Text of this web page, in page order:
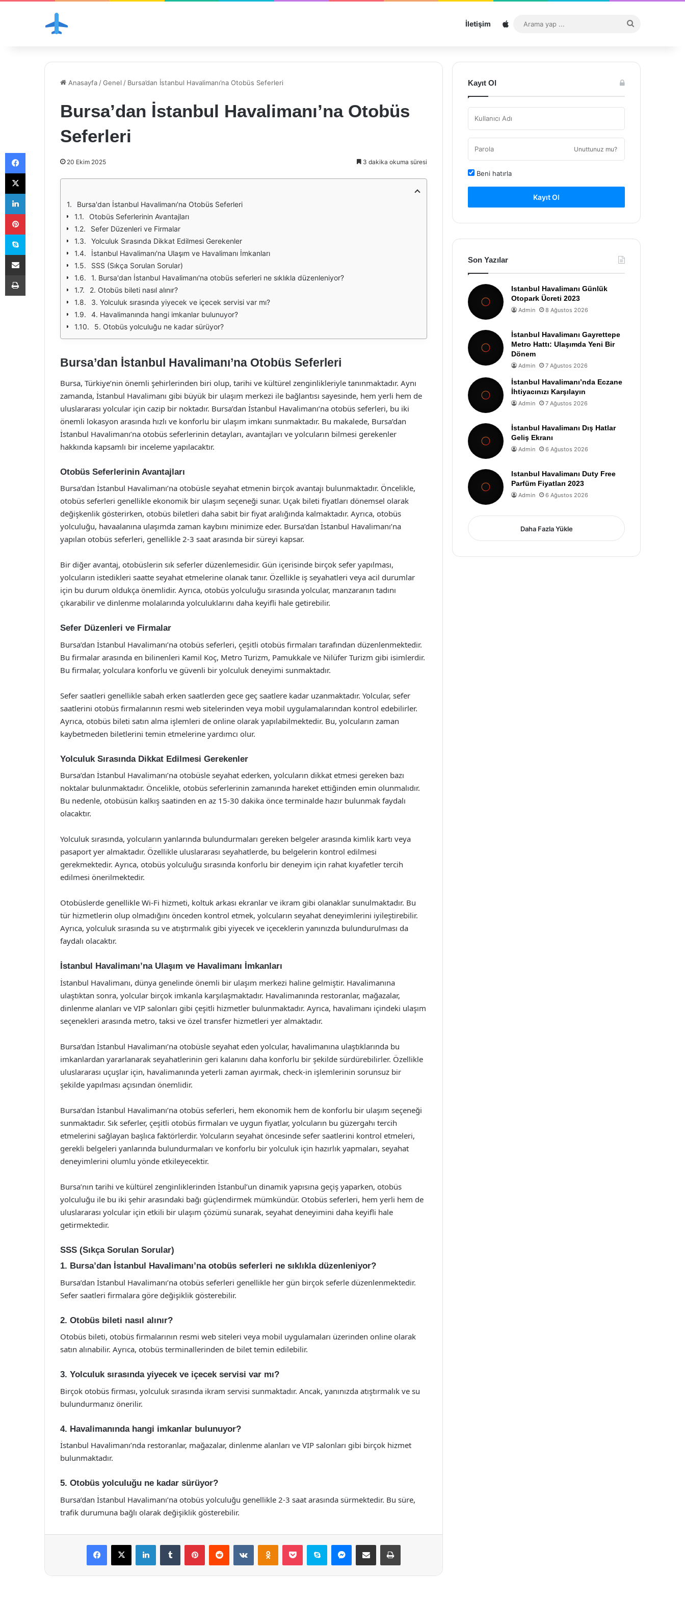
İletişim Sitemap
...
Anasayfa /Genel / Bursa’dan İstanbul Havalimanı’na Otobüs Seferleri
Bursa’dan İstanbul Havalimanı’na Otobüs
Seferleri
20 Ekim 2025 3 dakika okuma süresi
Bursa'dan İstanbul Havalimanı'na Otobüs Seferleri
Otobüs Seferlerinin Avantajları
Sefer Düzenleri ve Firmalar
Yolculuk Sırasında Dikkat Edilmesi Gerekenler
İstanbul Havalimanı'na Ulaşım ve Havalimanı İmkanları
SSS (Sıkça Sorulan Sorular)
1. Bursa'dan İstanbul Havalimanı'na otobüs seferleri ne sıklıkla düzenleniyor?
2. Otobüs bileti nasıl alınır?
3. Yolculuk sırasında yiyecek ve içecek servisi var mı?
4. Havalimanında hangi imkanlar bulunuyor?
5. Otobüs yolculuğu ne kadar sürüyor?
Bursa’dan İstanbul Havalimanı’na Otobüs Seferleri
Bursa, Türkiye’nin önemli şehirlerinden biri olup, tarihi ve kültürel zenginlikleriyle tanınmaktadır. Aynı
zamanda, İstanbul Havalimanı gibi büyük bir ulaşım merkezi ile bağlantısı sayesinde, hem yerli hem de
uluslararası yolcular için cazip bir noktadır. Bursa’dan İstanbul Havalimanı’na otobüs seferleri, bu iki
önemli lokasyon arasında hızlı ve konforlu bir ulaşım imkanı sunmaktadır. Bu makalede, Bursa’dan
İstanbul Havalimanı’na otobüs seferlerinin detayları, avantajları ve yolcuların bilmesi gerekenler
hakkında kapsamlı bir inceleme yapılacaktır.
Otobüs Seferlerinin Avantajları
Bursa’dan İstanbul Havalimanı’na otobüsle seyahat etmenin birçok avantajı bulunmaktadır. Öncelikle,
otobüs seferleri genellikle ekonomik bir ulaşım seçeneği sunar. Uçak bileti fiyatları dönemsel olarak
değişkenlik gösterirken, otobüs biletleri daha sabit bir fiyat aralığında kalmaktadır. Ayrıca, otobüs
yolculuğu, havaalanına ulaşımda zaman kaybını minimize eder. Bursa’dan İstanbul Havalimanı’na
yapılan otobüs seferleri, genellikle 2-3 saat arasında bir süreyi kapsar.
Bir diğer avantaj, otobüslerin sık seferler düzenlemesidir. Gün içerisinde birçok sefer yapılması,
yolcuların istedikleri saatte seyahat etmelerine olanak tanır. Özellikle iş seyahatleri veya acil durumlar
için bu durum oldukça önemlidir. Ayrıca, otobüs yolculuğu sırasında yolcular, manzaranın tadını
çıkarabilir ve dinlenme molalarında yolculuklarını daha keyifli hale getirebilir.
Sefer Düzenleri ve Firmalar
Bursa’dan İstanbul Havalimanı’na otobüs seferleri, çeşitli otobüs firmaları tarafından düzenlenmektedir.
Bu firmalar arasında en bilinenleri Kamil Koç, Metro Turizm, Pamukkale ve Nilüfer Turizm gibi isimlerdir.
Bu firmalar, yolculara konforlu ve güvenli bir yolculuk deneyimi sunmaktadır.
Sefer saatleri genellikle sabah erken saatlerden gece geç saatlere kadar uzanmaktadır. Yolcular, sefer
saatlerini otobüs firmalarının resmi web sitelerinden veya mobil uygulamalarından kontrol edebilirler.
Ayrıca, otobüs bileti satın alma işlemleri de online olarak yapılabilmektedir. Bu, yolcuların zaman
kaybetmeden biletlerini temin etmelerine yardımcı olur.
Yolculuk Sırasında Dikkat Edilmesi Gerekenler
Bursa’dan İstanbul Havalimanı’na otobüsle seyahat ederken, yolcuların dikkat etmesi gereken bazı
noktalar bulunmaktadır. Öncelikle, otobüs seferlerinin zamanında hareket ettiğinden emin olunmalıdır.
Bu nedenle, otobüsün kalkış saatinden en az 15-30 dakika önce terminalde hazır bulunmak faydalı
olacaktır.
Yolculuk sırasında, yolcuların yanlarında bulundurmaları gereken belgeler arasında kimlik kartı veya
pasaport yer almaktadır. Özellikle uluslararası seyahatlerde, bu belgelerin kontrol edilmesi
gerekmektedir. Ayrıca, otobüs yolculuğu sırasında konforlu bir deneyim için rahat kıyafetler tercih
edilmesi önerilmektedir.
Otobüslerde genellikle Wi-Fi hizmeti, koltuk arkası ekranlar ve ikram gibi olanaklar sunulmaktadır. Bu
tür hizmetlerin olup olmadığını önceden kontrol etmek, yolcuların seyahat deneyimlerini iyileştirebilir.
Ayrıca, yolculuk sırasında su ve atıştırmalık gibi yiyecek ve içeceklerin yanınızda bulundurulması da
faydalı olacaktır.
İstanbul Havalimanı’na Ulaşım ve Havalimanı İmkanları
İstanbul Havalimanı, dünya genelinde önemli bir ulaşım merkezi haline gelmiştir. Havalimanına
ulaştıktan sonra, yolcular birçok imkanla karşılaşmaktadır. Havalimanında restoranlar, mağazalar,
dinlenme alanları ve VIP salonları gibi çeşitli hizmetler bulunmaktadır. Ayrıca, havalimanı içindeki ulaşım
seçenekleri arasında metro, taksi ve özel transfer hizmetleri yer almaktadır.
Bursa’dan İstanbul Havalimanı’na otobüsle seyahat eden yolcular, havalimanına ulaştıklarında bu
imkanlardan yararlanarak seyahatlerinin geri kalanını daha konforlu bir şekilde sürdürebilirler. Özellikle
uluslararası uçuşlar için, havalimanında yeterli zaman ayırmak, check-in işlemlerinin sorunsuz bir
şekilde yapılması açısından önemlidir.
Bursa’dan İstanbul Havalimanı’na otobüs seferleri, hem ekonomik hem de konforlu bir ulaşım seçeneği
sunmaktadır. Sık seferler, çeşitli otobüs firmaları ve uygun fiyatlar, yolcuların bu güzergahı tercih
etmelerini sağlayan başlıca faktörlerdir. Yolcuların seyahat öncesinde sefer saatlerini kontrol etmeleri,
gerekli belgeleri yanlarında bulundurmaları ve konforlu bir yolculuk için hazırlık yapmaları, seyahat
deneyimlerini olumlu yönde etkileyecektir.
Bursa’nın tarihi ve kültürel zenginliklerinden İstanbul’un dinamik yapısına geçiş yaparken, otobüs
yolculuğu ile bu iki şehir arasındaki bağı güçlendirmek mümkündür. Otobüs seferleri, hem yerli hem de
uluslararası yolcular için etkili bir ulaşım çözümü sunarak, seyahat deneyimini daha keyifli hale
getirmektedir.
SSS (Sıkça Sorulan Sorular)
1. Bursa’dan İstanbul Havalimanı’na otobüs seferleri ne sıklıkla düzenleniyor?
Bursa’dan İstanbul Havalimanı’na otobüs seferleri genellikle her gün birçok seferle düzenlenmektedir.
Sefer saatleri firmalara göre değişiklik gösterebilir.
2. Otobüs bileti nasıl alınır?
Otobüs bileti, otobüs firmalarının resmi web siteleri veya mobil uygulamaları üzerinden online olarak
satın alınabilir. Ayrıca, otobüs terminallerinden de bilet temin edilebilir.
3. Yolculuk sırasında yiyecek ve içecek servisi var mı?
Birçok otobüs firması, yolculuk sırasında ikram servisi sunmaktadır. Ancak, yanınızda atıştırmalık ve su
bulundurmanız önerilir.
4. Havalimanında hangi imkanlar bulunuyor?
İstanbul Havalimanı’nda restoranlar, mağazalar, dinlenme alanları ve VIP salonları gibi birçok hizmet
bulunmaktadır.
5. Otobüs yolculuğu ne kadar sürüyor?
Bursa’dan İstanbul Havalimanı’na otobüs yolculuğu genellikle 2-3 saat arasında sürmektedir. Bu süre,
trafik durumuna bağlı olarak değişiklik gösterebilir.
Facebook
X LinkedInTumblr PinterestReddit VKontakteOdnoklassniki
Pocket Skype Messenger
E-Posta ile paylaş Yazdır
Kayıt Ol
Unuttunuz mu?
Beni hatırla
Kayıt Ol
Son Yazılar
Istanbul Havalimanı Günlük
Otopark Ücreti 2023
Admin 8 Ağustos 2026
İstanbul Havalimanı Gayrettepe
Metro Hattı: Ulaşımda Yeni Bir
Dönem
Admin 7 Ağustos 2026
İstanbul Havalimanı’nda Eczane
İhtiyacınızı Karşılayın
Admin 7 Ağustos 2026
İstanbul Havalimanı Dış Hatlar
Geliş Ekranı
Admin 6 Ağustos 2026
Istanbul Havalimanı Duty Free
Parfüm Fiyatları 2023
Admin 6 Ağustos 2026
Daha Fazla Yükle
Facebook
X
LinkedIn
Pinterest
Skype
E-Posta ile paylaş